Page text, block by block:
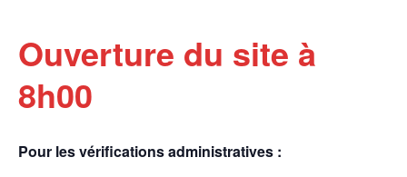
Ouverture du site à
8h00
Pour les vérifications administratives :